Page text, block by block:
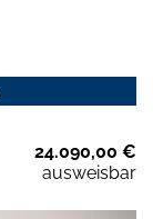
24.090,00 €
ausweisbar